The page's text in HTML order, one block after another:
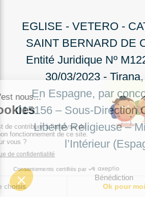
EGLISE - VETERO -
SAINT BERNARD DE
Entité Juridique Nº
30/03/2023 -
En Espagne, par
015156 – Sous-Direction
Liberté Religieuse –
l’Intérieur
Bénédiction